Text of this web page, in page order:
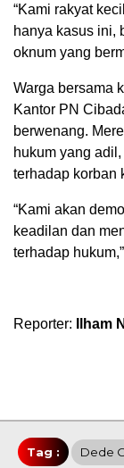
“Kami rakyat
hanya kasus ini,
oknum yang
Warga bersama
Kantor PN
berwenang.
hukum yang
terhadap korban
“Kami akan
keadilan dan
terhadap
Reporter: Ilham
Tag : Dede